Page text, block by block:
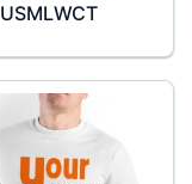
đến
USMLWCT